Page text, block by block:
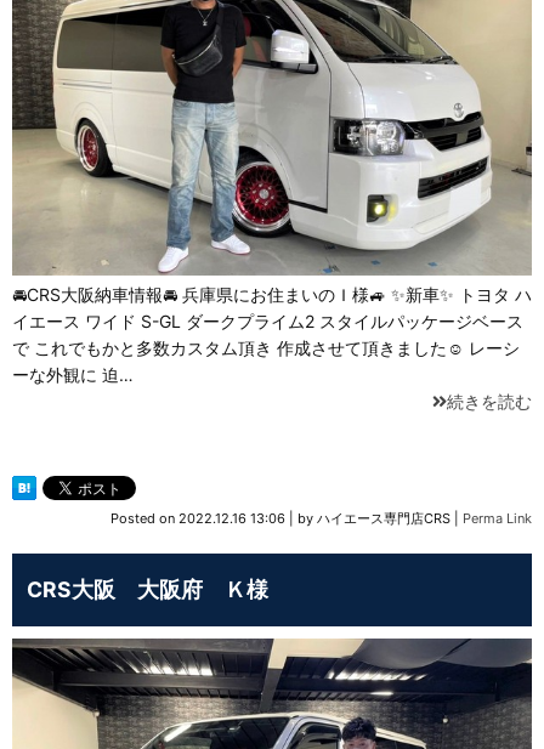
🚘CRS大阪納車情報🚘 兵庫県にお住まいのＩ様🚙 ✨新車✨ トヨタ ハ
イエース ワイド S-GL ダークプライム2 スタイルパッケージベース
で これでもかと多数カスタム頂き 作成させて頂きました☺️ レーシ
ーな外観に 迫…
続きを読む
Posted on 2022.12.16 13:06 by ハイエース専門店CRS Perma Link
CRS大阪 大阪府 Ｋ様